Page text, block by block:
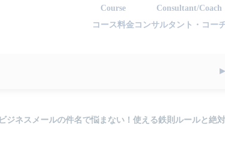
Course
コース料金
Consultant/Coach
コンサルタント・コー
ジネスメールの件名で悩まない！使える鉄則ルールと絶